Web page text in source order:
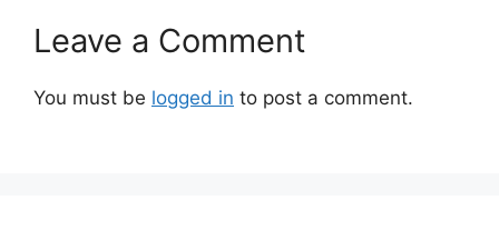
Leave a Comment
You must be logged in to post a comment.